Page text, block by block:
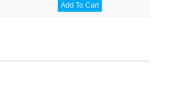
Add To Cart